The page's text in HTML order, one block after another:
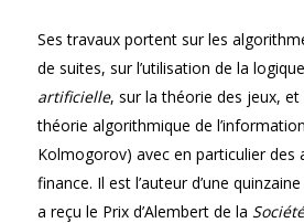
Ses travaux portent sur les
de suites, sur l’utilisation de la
artificielle, sur la théorie des jeux, et
théorie algorithmique de
Kolmogorov) avec en particulier des
finance. Il est l’auteur d’une
a reçu le Prix d’Alembert de la